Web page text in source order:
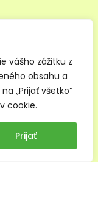
vášho zážitku z
obsahu a
„Prijať všetko“
cookie.
Prijať